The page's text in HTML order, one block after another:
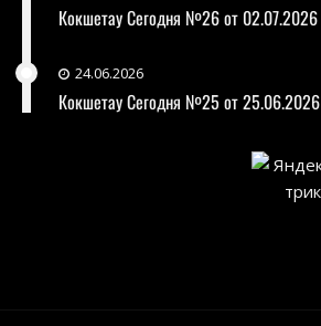
Кокшетау Сегодня №26 от 02.07.2026
24.06.2026
Кокшетау Сегодня №25 от 25.06.2026